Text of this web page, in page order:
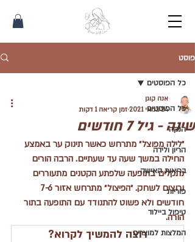
פוסט
כל הפוסטים
הנקה
הריון ולידה
בריאות האישה
פוריות
טיפול ביילוד
המלצות למוצרים
כל הפוסטים
שינה - גיל 7 חודשים
אנה קוגן
24 במאי 2021
זמן קריאה 1 דקות
״לילה מפוצל״ מתרחש כאשר תינוק ער באמצע
החילה במשך שעה עד שעתיים. הרבה הורים
נתקלים בתופעה שלפתע הקטנים מתעוררים
חודשים ולא פשוט להתנודד עם התופעה בתור
הורה.
רוצה להמשיך לקרוא?